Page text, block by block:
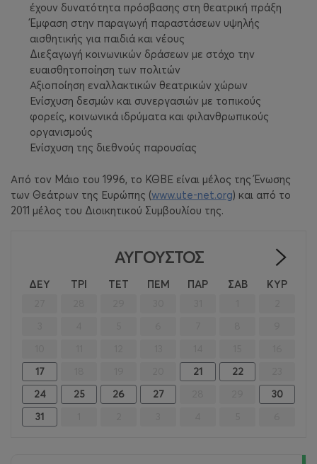
έχουν δυνατότητα πρόσβασης στη θεατρική πράξη
Έμφαση στην παραγωγή παραστάσεων υψηλής
αισθητικής για παιδιά και νέους
Διεξαγωγή κοινωνικών δράσεων με στόχο την
ευαισθητοποίηση των πολιτών
Αξιοποίηση εναλλακτικών θεατρικών χώρων
Ενίσχυση δεσμών και συνεργασιών με τοπικούς
φορείς, κοινωνικά ιδρύματα και φιλανθρωπικούς
οργανισμούς
Ενίσχυση της διεθνούς παρουσίας
Από τον Μάιο του 1996, το ΚΘΒΕ είναι μέλος της Ένωσης
των Θεάτρων της Ευρώπης (www.ute-net.org) και από το
2011 μέλος του Διοικητικού Συμβουλίου της.
ΑΎΓΟΥΣΤΟΣ
ΔΕΥ ΤΡΙ ΤΕΤ ΠΕΜ ΠΑΡ ΣΑΒ ΚΥΡ
17
21 22
24
25 26 27
30
31